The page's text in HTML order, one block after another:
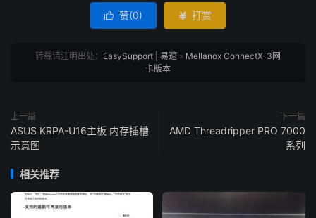
 赞(0)  打赏
转载请注明出处： EasySupport | 易速 » Mellanox ConnectX-3网
卡版本
上一篇
ASUS KRPA-U16主板 内存插槽
示意图
下一篇
AMD Threadripper PRO 7000
系列
相关推荐